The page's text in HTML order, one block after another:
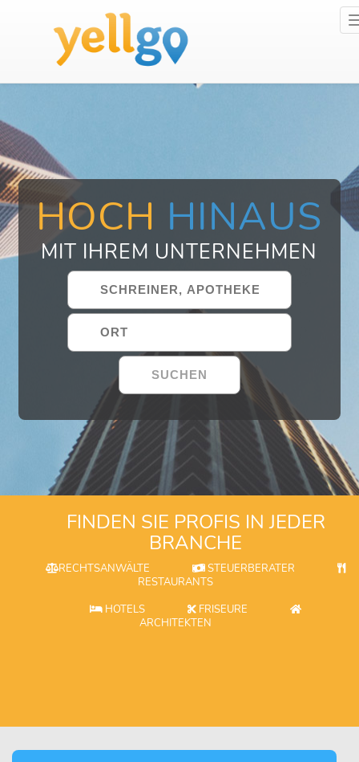
HOCH HINAUS
MIT IHREM UNTERNEHMEN
FINDEN SIE PROFIS IN JEDER
BRANCHE
RECHTSANWÄLTE
STEUERBERATER
RESTAURANTS
HOTELS
FRISEURE
ARCHITEKTEN